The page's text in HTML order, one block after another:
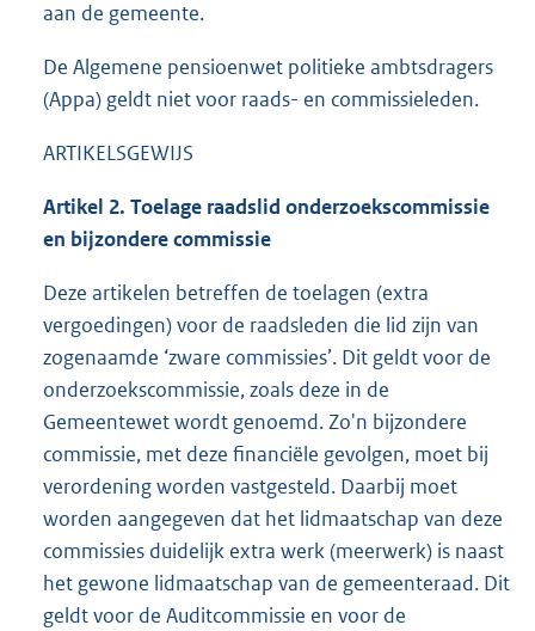
aan de gemeente.
De Algemene pensioenwet politieke ambtsdragers
(Appa) geldt niet voor raads- en commissieleden.
ARTIKELSGEWIJS
Artikel 2. Toelage raadslid onderzoekscommissie
en bijzondere commissie
Deze artikelen betreffen de toelagen (extra
vergoedingen) voor de raadsleden die lid zijn van
zogenaamde ‘zware commissies’. Dit geldt voor de
onderzoekscommissie, zoals deze in de
Gemeentewet wordt genoemd. Zo'n bijzondere
commissie, met deze financiële gevolgen, moet bij
verordening worden vastgesteld. Daarbij moet
worden aangegeven dat het lidmaatschap van deze
commissies duidelijk extra werk (meerwerk) is naast
het gewone lidmaatschap van de gemeenteraad. Dit
geldt voor de Auditcommissie en voor de